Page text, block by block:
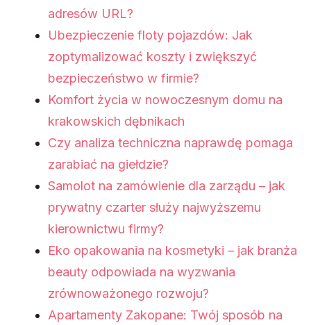
adresów URL?
Ubezpieczenie floty pojazdów: Jak
zoptymalizować koszty i zwiększyć
bezpieczeństwo w firmie?
Komfort życia w nowoczesnym domu na
krakowskich dębnikach
Czy analiza techniczna naprawdę pomaga
zarabiać na giełdzie?
Samolot na zamówienie dla zarządu – jak
prywatny czarter służy najwyższemu
kierownictwu firmy?
Eko opakowania na kosmetyki – jak branża
beauty odpowiada na wyzwania
zrównoważonego rozwoju?
Apartamenty Zakopane: Twój sposób na